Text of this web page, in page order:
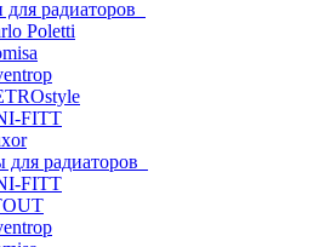
радиаторов
Poletti
FITT
радиаторов
FITT